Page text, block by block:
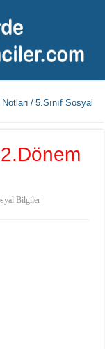
/ 5.Sınıf Sosyal
Bilgiler